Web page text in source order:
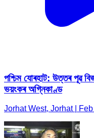
পশ্চিম যোৰহাট: উত্তৰ পূৱ
ভয়ংকৰ অগ্নিকাণ্ড
Jorhat West, Jorhat |